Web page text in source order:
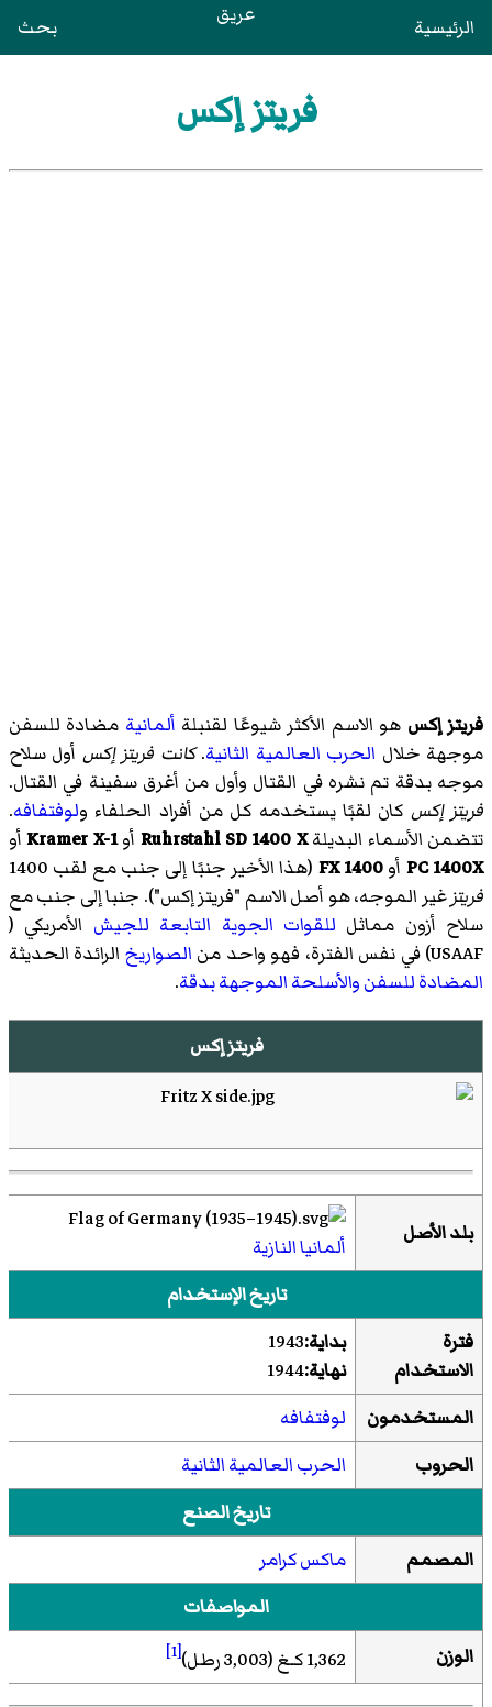
الرئيسية عريق بحث
فريتز إكس
فريتز إكس هو الاسم الأكثر شيوعًا لقنبلة ألمانية مضادة للسفن
موجهة خلال الحرب العالمية الثانية.كانت فريتز إكس أول سلاح
موجه بدقة تم نشره في القتال وأول من أغرق سفينة في القتال.
فريتز إكس كان لقبًا يستخدمه كل من أفراد الحلفاء ولوفتفافه.
تتضمن الأسماء البديلةRuhrstahl SD 1400 X أوKramer X-1أو
PC 1400X أوFX 1400 (هذا الأخير جنبًا إلى جنب مع لقب 1400
فريتزغير الموجه، هو أصل الاسم "فريتز إكس"). جنبا إلى جنب مع
سلاح أزون مماثل للقوات الجوية التابعة للجيش الأمريكي (
USAAF) في نفس الفترة، فهو واحد من
الصواريخ الرائدة الحديثة
المضادة للسفنوالأسلحة الموجهة بدقة.
فريتز إكس
بلد الأصل
ألمانيا النازية
تاريخ الإستخدام
فترة
الاستخدام
بداية:1943
نهاية:1944
المستخدمون
لوفتفافه
الحروب
الحرب العالمية الثانية
تاريخ الصنع
المصمم
ماكس كرامر
المواصفات
الوزن
1,362 كـغ (3,003 رطل) [1]